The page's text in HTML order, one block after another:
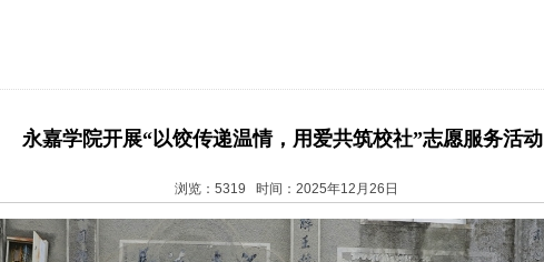
永嘉学院开展“以饺传递温情，用爱共筑校社”志愿服务活动
浏览：5319 时间：2025年12月26日